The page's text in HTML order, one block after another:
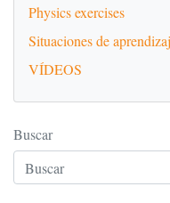
Physics exercises
Situaciones de
VÍDEOS
Buscar